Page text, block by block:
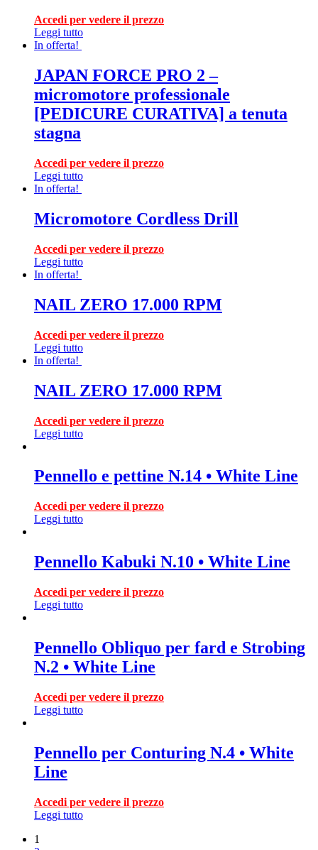
Accedi per vedere il prezzo
Leggi tutto
In offerta!
JAPAN FORCE PRO 2 –
micromotore professionale
[PEDICURE CURATIVA] a tenuta
stagna
Accedi per vedere il prezzo
Leggi tutto
In offerta!
Micromotore Cordless Drill
Accedi per vedere il prezzo
Leggi tutto
In offerta!
NAIL ZERO 17.000 RPM
Accedi per vedere il prezzo
Leggi tutto
In offerta!
NAIL ZERO 17.000 RPM
Accedi per vedere il prezzo
Leggi tutto
Pennello e pettine N.14 • White Line
Accedi per vedere il prezzo
Leggi tutto
Pennello Kabuki N.10 • White Line
Accedi per vedere il prezzo
Leggi tutto
Pennello Obliquo per fard e Strobing
N.2 • White Line
Accedi per vedere il prezzo
Leggi tutto
Pennello per Conturing N.4 • White
Line
Accedi per vedere il prezzo
Leggi tutto
1